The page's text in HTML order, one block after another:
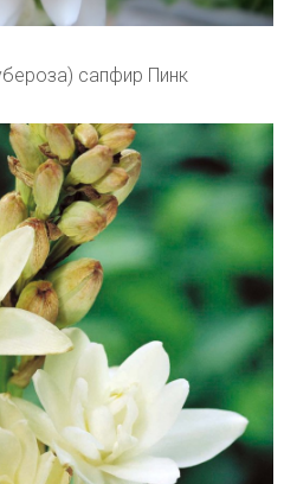
сапфир Пинк